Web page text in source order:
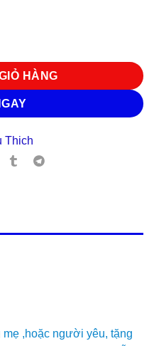
HÀNG
Thich
,hoặc người yêu, tặng